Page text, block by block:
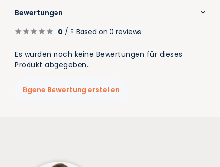
Bewertungen
0 / 5 Based on 0 reviews
Es wurden noch keine Bewertungen für dieses
Produkt abgegeben..
Eigene Bewertung erstellen